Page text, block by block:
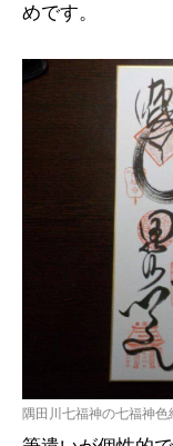
めです。
隅田川七福神の七福神色